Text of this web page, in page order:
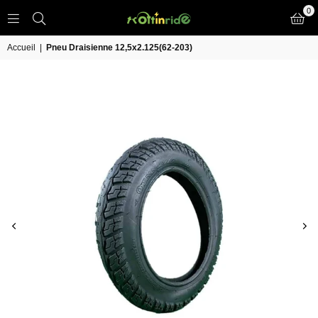
IN
0
Accueil Pneu Draisienne 12,5x2.125(62-203)